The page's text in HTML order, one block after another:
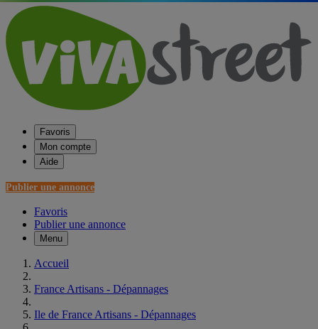
Favoris
Mon compte
Aide
Publier une annonce
Favoris
Publier une annonce
Menu
Accueil
France Artisans - Dépannages
Ile de France Artisans - Dépannages